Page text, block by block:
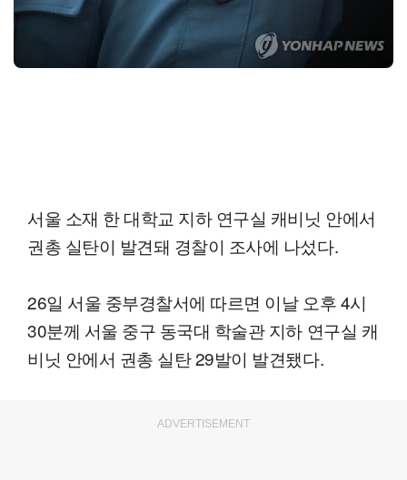
서울 소재 한 대학교 지하 연구실 캐비닛 안에서
권총 실탄이 발견돼 경찰이 조사에 나섰다.
26일 서울 중부경찰서에 따르면 이날 오후 4시
30분께 서울 중구 동국대 학술관 지하 연구실 캐
비닛 안에서 권총 실탄 29발이 발견됐다.
ADVERTISEMENT